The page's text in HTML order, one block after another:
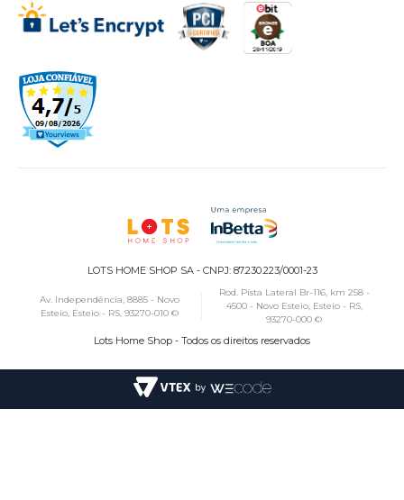
LOTS HOME SHOP SA - CNPJ: 87.230.223/0001-23
Av. Independência, 8885 - Novo
Esteio, Esteio - RS, 93270-010 ©
Rod. Pista Lateral Br-116, km 258 -
4500 - Novo Esteio, Esteio - RS,
93270-000 ©
Lots Home Shop - Todos os direitos reservados